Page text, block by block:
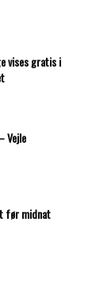
vises gratis i
Vejle
før midnat